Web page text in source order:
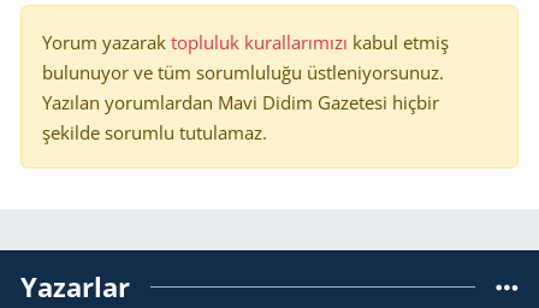
Yorum yazarak topluluk kurallarımızı kabul etmiş
bulunuyor ve tüm sorumluluğu üstleniyorsunuz.
Yazılan yorumlardan Mavi Didim Gazetesi hiçbir
şekilde sorumlu tutulamaz.
Yazarlar